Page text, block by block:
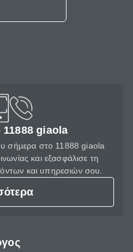
giaola
σήμερα στο 11888 giaola
και εξασφάλισε τη
και υπηρεσιών σου.